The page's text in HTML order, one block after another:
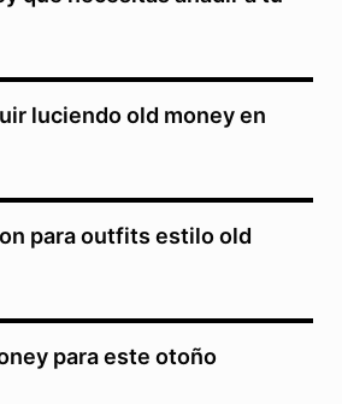
luciendo old money en
para outfits estilo old
para este otoño